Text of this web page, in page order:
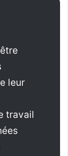
leur
travail